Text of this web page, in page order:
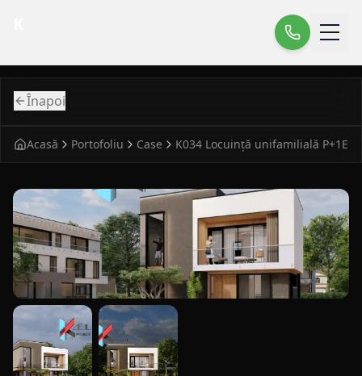
Înapoi
Acasă Portofoliu Case K034 Locuință unifamilială P+1E
fatada principala pentru case modern K034 Locuinta
vedere laterala pentru case modern K034 Locuinta
detaliu fatada pentru case modern K034